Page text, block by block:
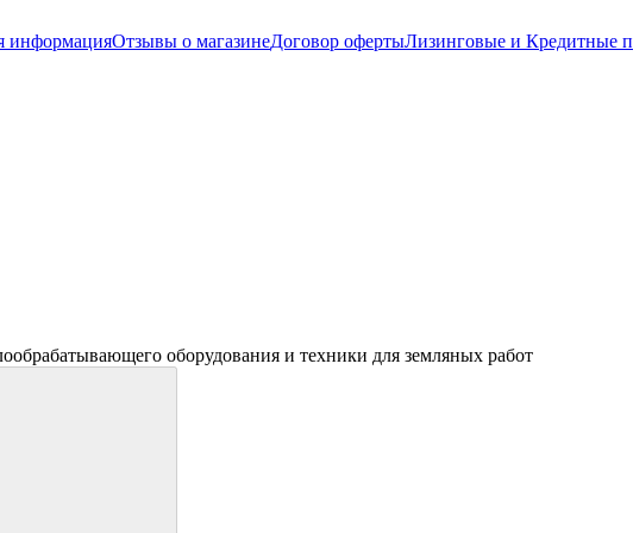
информацияОтзывы о магазинеДоговор офертыЛизинговые и Кредитные
оборудования и техники для земляных работ